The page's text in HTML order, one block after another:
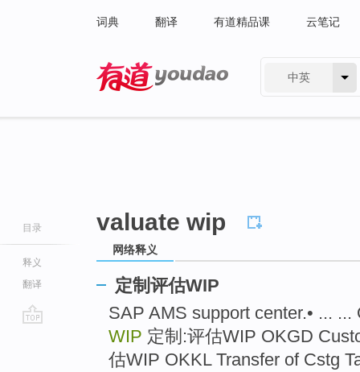
词典 翻译 有道精品课 云笔记
中英
目录
释义
翻译
valuate wip
网络释义
定制评估WIP
SAP AMS support center.• ...
WIP 定制:评估WIP OKGD
估WIP OKKL Transfer of Cstg